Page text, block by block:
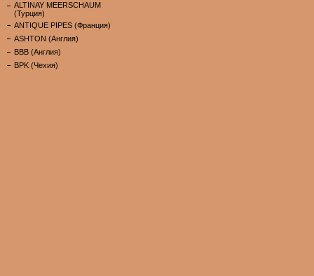
ALTINAY MEERSCHAUM
(Турция)
ANTIQUE PIPES (Франция)
ASHTON (Англия)
BBB (Англия)
BPK (Чехия)